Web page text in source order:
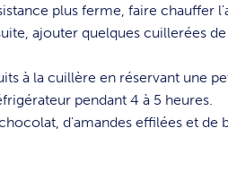
plus ferme, faire chauffer
ajouter quelques cuillerées
à la cuillère en réservant une
pendant 4 à 5 heures.
d'amandes effilées et de